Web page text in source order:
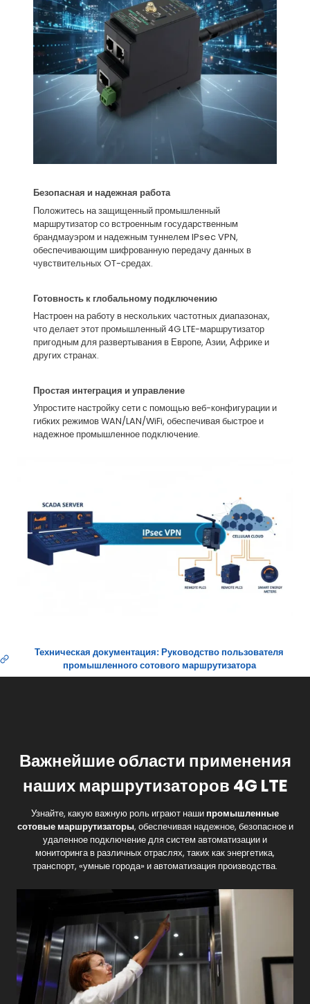
Безопасная и надежная работа
Положитесь на защищенный промышленный
маршрутизатор со встроенным государственным
брандмауэром и надежным туннелем IPsec VPN,
обеспечивающим шифрованную передачу данных в
чувствительных OT-средах.
Готовность к глобальному подключению
Настроен на работу в нескольких частотных диапазонах,
что делает этот промышленный 4G LTE-маршрутизатор
пригодным для развертывания в Европе, Азии, Африке и
других странах.
Простая интеграция и управление
Упростите настройку сети с помощью веб-конфигурации и
гибких режимов WAN/LAN/WiFi, обеспечивая быстрое и
надежное промышленное подключение.
Техническая документация: Руководство пользователя
промышленного сотового маршрутизатора
Важнейшие области применения
наших маршрутизаторов 4G LTE
Узнайте, какую важную роль играют наши промышленные
сотовые маршрутизаторы, обеспечивая надежное, безопасное и
удаленное подключение для систем автоматизации и
мониторинга в различных отраслях, таких как энергетика,
транспорт, «умные города» и автоматизация производства.